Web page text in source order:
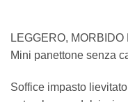
LEGGERO,
Mini panettone senza
Soffice impasto